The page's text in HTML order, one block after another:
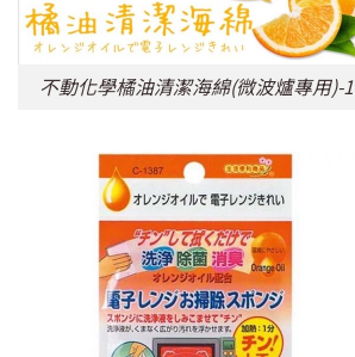
不動化學橘油清潔海綿(微波爐專用)-1